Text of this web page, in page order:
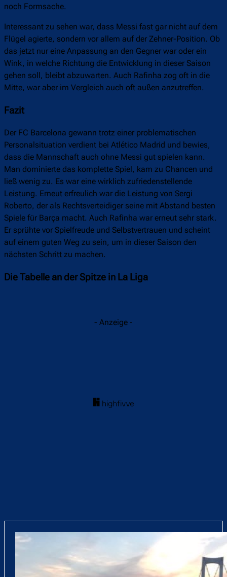
noch Formsache.
Interessant zu sehen war, dass Messi fast gar nicht auf dem
Flügel agierte, sondern vor allem auf der Zehner-Position. Ob
das jetzt nur eine Anpassung an den Gegner war oder ein
Wink, in welche Richtung die Entwicklung in dieser Saison
gehen soll, bleibt abzuwarten. Auch Rafinha zog oft in die
Mitte, war aber im Vergleich auch oft außen anzutreffen.
Fazit
Der FC Barcelona gewann trotz einer problematischen
Personalsituation verdient bei Atlético Madrid und bewies,
dass die Mannschaft auch ohne Messi gut spielen kann.
Man dominierte das komplette Spiel, kam zu Chancen und
ließ wenig zu. Es war eine wirklich zufriedenstellende
Leistung. Erneut erfreulich war die Leistung von Sergi
Roberto, der als Rechtsverteidiger seine mit Abstand besten
Spiele für Barça macht. Auch Rafinha war erneut sehr stark.
Er sprühte vor Spielfreude und Selbstvertrauen und scheint
auf einem guten Weg zu sein, um in dieser Saison den
nächsten Schritt zu machen.
Die Tabelle an der Spitze in La Liga
- Anzeige -